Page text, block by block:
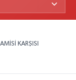
KARŞISI